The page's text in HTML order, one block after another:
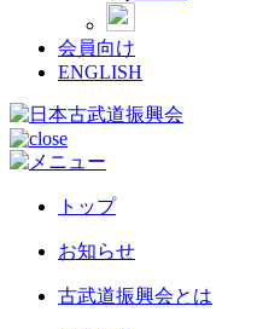
会員向け
ENGLISH
トップ
お知らせ
古武道振興会とは